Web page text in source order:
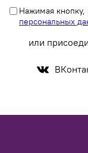
Нажимая
персональных
или